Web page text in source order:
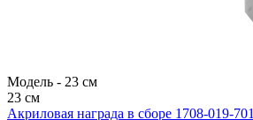
Модель - 23 см
23 см
Акриловая награда в сборе 1708-019-701